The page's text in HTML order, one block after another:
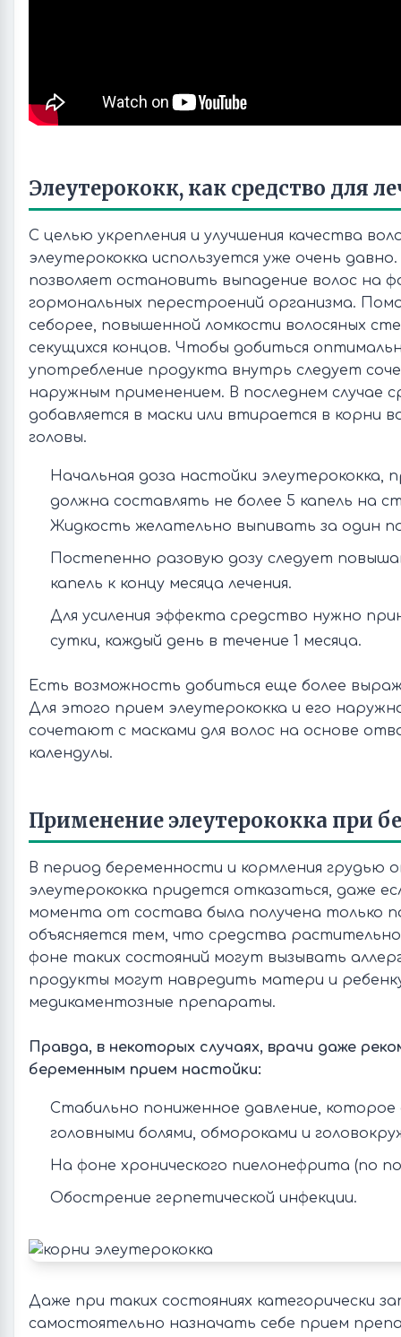
Элеутерококк, как средство для
С целью укрепления и улучшения качества
элеутерококка используется уже очень
позволяет остановить выпадение волос на
гормональных перестроений организма.
себорее, повышенной ломкости волосяных
секущихся концов. Чтобы добиться
употребление продукта внутрь следует
наружным применением. В последнем случае
добавляется в маски или втирается в корни
головы.
Начальная доза настойки элеутерококка,
должна составлять не более 5 капель на
Жидкость желательно выпивать за один
Постепенно разовую дозу следует
капель к концу месяца лечения.
Для усиления эффекта средство нужно
сутки, каждый день в течение 1 месяца.
Есть возможность добиться еще более
Для этого прием элеутерококка и его
сочетают с масками для волос на основе
календулы.
Применение элеутерококка при
В период беременности и кормления грудью
элеутерококка придется отказаться, даже
момента от состава была получена только
объясняется тем, что средства
фоне таких состояний могут вызывать
продукты могут навредить матери и
медикаментозные препараты.
Правда, в некоторых случаях, врачи даже
беременным прием настойки:
Стабильно пониженное давление,
головными болями, обмороками и
На фоне хронического пиелонефрита (по
Обострение герпетической инфекции.
Даже при таких состояниях категорически
самостоятельно назначать себе прием